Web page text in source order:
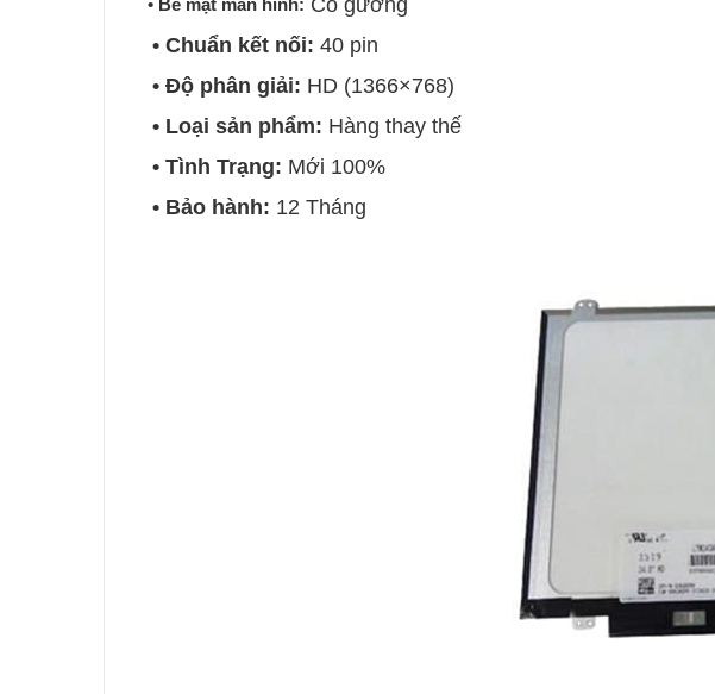
• Bề mặt màn hình: Có gương
• Chuẩn kết nối: 40 pin
• Độ phân giải: HD (1366×768)
• Loại sản phẩm: Hàng thay thế
• Tình Trạng: Mới 100%
• Bảo hành: 12 Tháng